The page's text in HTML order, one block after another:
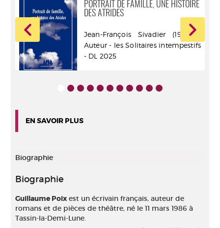
PORTRAIT DE FAMILLE, UNE HISTOIRE
DES ATRIDES
Jean-François Sivadier (1963-....).
Auteur - les Solitaires intempestifs
- DL 2025
EN SAVOIR PLUS
Biographie
Biographie
Guillaume Poixest un écrivain français, auteur de
romans et de pièces de théâtre, né le 11 mars 1986 à
Tassin-la-Demi-Lune.